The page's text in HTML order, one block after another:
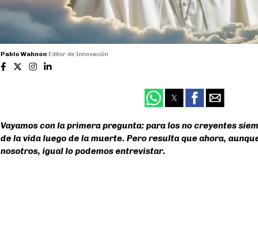
Pablo Wahnon Editor de Innovación
Vayamos con la primera pregunta: para los no creyentes
de la vida luego de la muerte. Pero resulta que ahora,
nosotros, igual lo podemos entrevistar.